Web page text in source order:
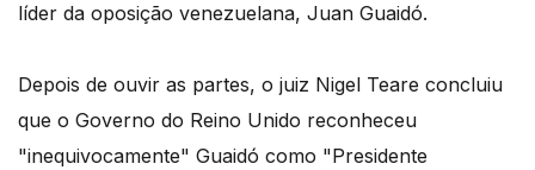
líder da oposição venezuelana, Juan Guaidó.
Depois de ouvir as partes, o juiz Nigel Teare concluiu
que o Governo do Reino Unido reconheceu
"inequivocamente" Guaidó como "Presidente